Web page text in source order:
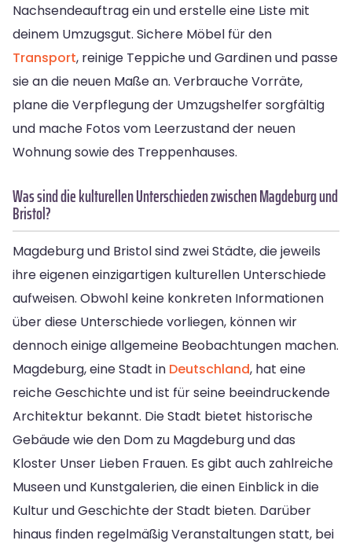
Nachsendeauftrag ein und erstelle eine Liste mit
deinem Umzugsgut. Sichere Möbel für den
Transport, reinige Teppiche und Gardinen und passe
sie an die neuen Maße an. Verbrauche Vorräte,
plane die Verpflegung der Umzugshelfer sorgfältig
und mache Fotos vom Leerzustand der neuen
Wohnung sowie des Treppenhauses.
Was sind die kulturellen Unterschieden zwischen Magdeburg und
Bristol?
Magdeburg und Bristol sind zwei Städte, die jeweils
ihre eigenen einzigartigen kulturellen Unterschiede
aufweisen. Obwohl keine konkreten Informationen
über diese Unterschiede vorliegen, können wir
dennoch einige allgemeine Beobachtungen machen.
Magdeburg, eine Stadt in Deutschland, hat eine
reiche Geschichte und ist für seine beeindruckende
Architektur bekannt. Die Stadt bietet historische
Gebäude wie den Dom zu Magdeburg und das
Kloster Unser Lieben Frauen. Es gibt auch zahlreiche
Museen und Kunstgalerien, die einen Einblick in die
Kultur und Geschichte der Stadt bieten. Darüber
hinaus finden regelmäßig Veranstaltungen statt, bei